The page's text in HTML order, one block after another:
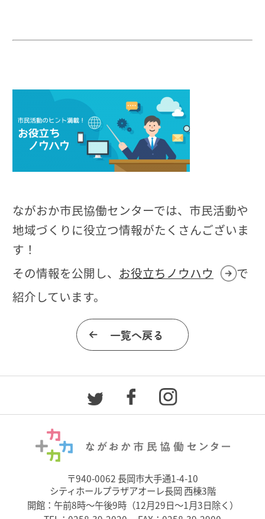
ながおか市民協働センターでは、市民活動や
地域づくりに役立つ情報がたくさんございま
す！
その情報を公開し、 お役立ちノウハウ
で
紹介しています。
一覧へ戻る
〒940-0062 長岡市大手通1-4-10
シティホールプラザアオーレ長岡 西棟3階
開館：午前8時～午後9時（12月29日～1月3日除く）